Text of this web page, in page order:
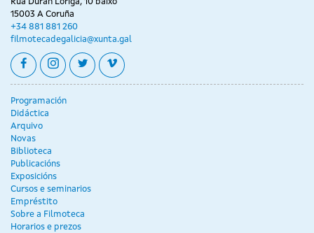
15003 A Coruña
+34 881 881 260
filmotecadegalicia@xunta.gal
facebookinstagram
twittervimeo
Programación
Didáctica
Arquivo
Novas
Biblioteca
Publicacións
Exposicións
Cursos e seminarios
Empréstito
Sobre a Filmoteca
Horarios e prezos